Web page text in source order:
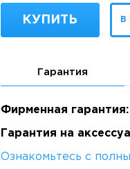
КУПИТЬ В
Гарантия
Фирменная гарантия:
Гарантия на
Ознакомьтесь с